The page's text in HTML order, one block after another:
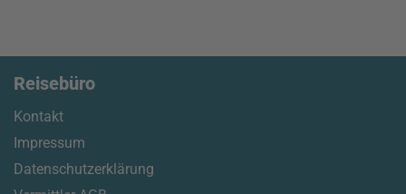
Reisebüro
Kontakt
Impressum
Datenschutzerklärung